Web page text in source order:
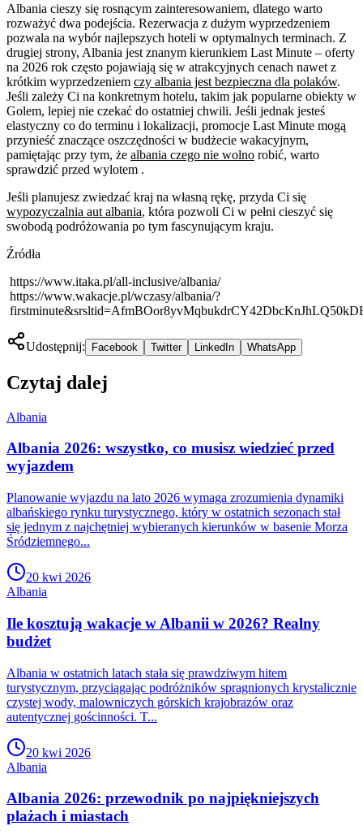
Albania cieszy się rosnącym zainteresowaniem, dlatego warto
rozważyć dwa podejścia. Rezerwacja z dużym wyprzedzeniem
pozwala na wybór najlepszych hoteli w optymalnych terminach. Z
drugiej strony, Albania jest znanym kierunkiem Last Minute – oferty
na 2026 rok często pojawiają się w atrakcyjnych cenach nawet z
krótkim wyprzedzeniem czy albania jest bezpieczna dla polaków.
Jeśli zależy Ci na konkretnym hotelu, takim jak popularne obiekty w
Golem, lepiej nie czekać do ostatniej chwili. Jeśli jednak jesteś
elastyczny co do terminu i lokalizacji, promocje Last Minute mogą
przynieść znaczące oszczędności w budżecie wakacyjnym,
pamiętając przy tym, że albania czego nie wolno robić, warto
sprawdzić przed wylotem .
Jeśli planujesz zwiedzać kraj na własną rękę, przyda Ci się
wypozyczalnia aut albania, która pozwoli Ci w pełni cieszyć się
swobodą podróżowania po tym fascynującym kraju.
Źródła
https://www.itaka.pl/all-inclusive/albania/
https://www.wakacje.pl/wczasy/albania/?
Udostępnij: Facebook Twitter LinkedIn WhatsApp
Czytaj dalej
Albania
Albania 2026: wszystko, co musisz wiedzieć przed
wyjazdem
Planowanie wyjazdu na lato 2026 wymaga zrozumienia dynamiki
albańskiego rynku turystycznego, który w ostatnich sezonach stał
się jednym z najchętniej wybieranych kierunków w basenie Morza
Śródziemnego...
20 kwi 2026
Albania
Ile kosztują wakacje w Albanii w 2026? Realny
budżet
Albania w ostatnich latach stała się prawdziwym hitem
turystycznym, przyciągając podróżników spragnionych krystalicznie
czystej wody, malowniczych górskich krajobrazów oraz
autentycznej gościnności. T...
20 kwi 2026
Albania
Albania 2026: przewodnik po najpiękniejszych
plażach i miastach